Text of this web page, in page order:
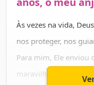
Aproveite muito o seu
que todo dia você é
campeão! ✨🎉🎂
Às vezes na vida,
nos proteger, nos
Para mim, Ele enviou
maravilhoso do